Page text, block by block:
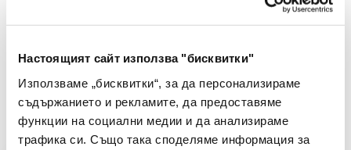
Настоящият сайт използва "бисквитки"
Използваме „бисквитки“, за да персонализираме
съдържанието и рекламите, да предоставяме
функции на социални медии и да анализираме
трафика си. Също така споделяме информация за
Препоръчани Продукти